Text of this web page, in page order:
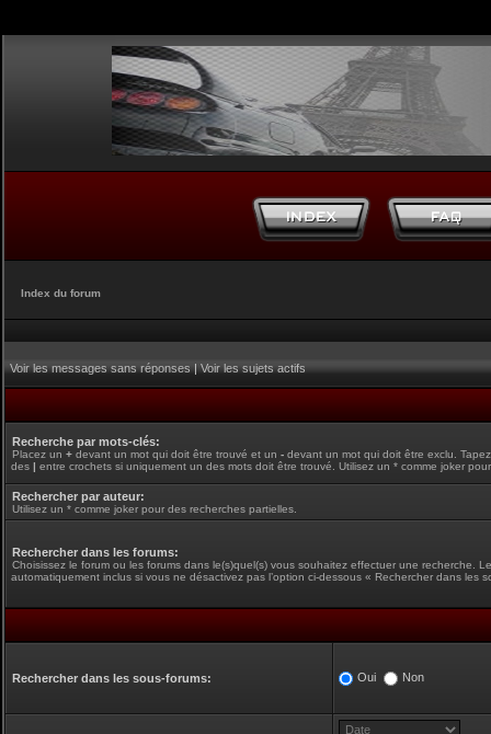
Index du forum
Voir les messages sans réponses|Voir les sujets actifs
Recherche par mots-clés:
Placez un + devant un mot qui doit être trouvé et un - devant un mot qui doit être exclu.
des | entre crochets si uniquement un des mots doit être trouvé. Utilisez un * comme joker
Rechercher par auteur:
Utilisez un * comme joker pour des recherches partielles.
Rechercher dans les forums:
Choisissez le forum ou les forums dans le(s)quel(s) vous souhaitez effectuer une recherche.
automatiquement inclus si vous ne désactivez pas l’option ci-dessous « Rechercher dans les
Rechercher dans les sous-forums: Oui Non